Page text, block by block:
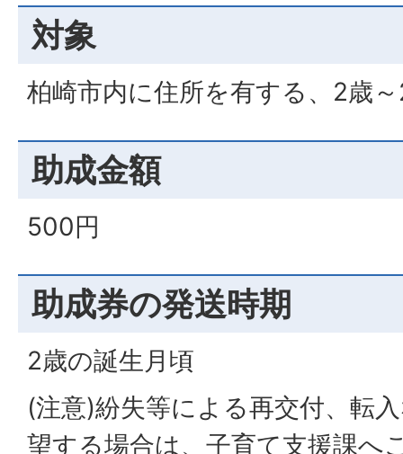
対象
柏崎市内に住所を有する、2歳
助成金額
500円
助成券の発送時期
2歳の誕生月頃
(注意)紛失等による再交付、転
望する場合は、子育て支援課へ